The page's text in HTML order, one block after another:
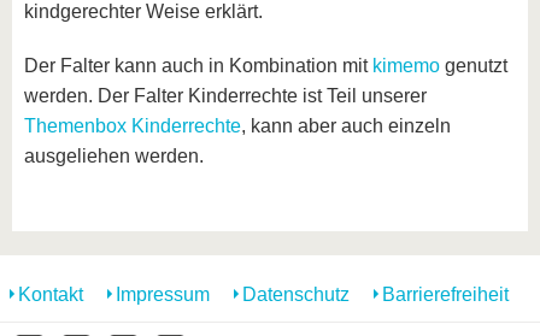
kindgerechter Weise erklärt.
Der Falter kann auch in Kombination mit kimemo genutzt
werden. Der Falter Kinderrechte ist Teil unserer
Themenbox Kinderrechte, kann aber auch einzeln
ausgeliehen werden.
Kontakt Impressum Datenschutz Barrierefreiheit